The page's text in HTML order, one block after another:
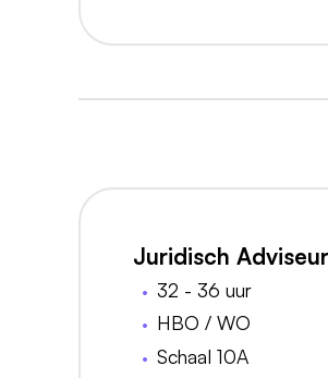
Juridisch
32 - 36 uur
HBO / WO
Schaal 10A